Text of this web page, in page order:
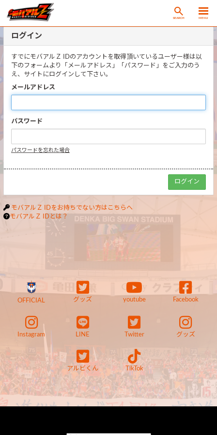
SEARCH MENU
ログイン
すでにモバアルＺ IDのアカウントを取得頂いているユーザー様は以
下のフォームより「メールアドレス」「パスワード」をご入力のう
え、サイトにログインして下さい。
メールアドレス
パスワード
パスワードを忘れた場合
モバアルＺ IDをお持ちでない方はこちらへ
モバアルＺ IDとは？
OFFICIAL グッズ youtube Facebook
Instagram LINE Twitter グッズ
アルビくん TikTok